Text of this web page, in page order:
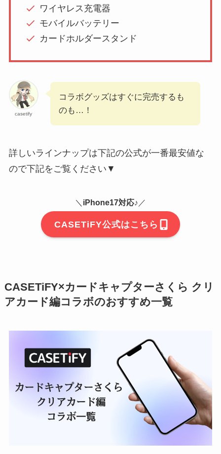
ワイヤレス充電器
モバイルバッテリー
カードホルダースタンド
casetify
コラボグッズはすぐに完売するも
のも…！
詳しいラインナップは下記の公式が一番最安値な
ので下記をご覧ください▼
＼ iPhone17対応♪ ／
CASETiFY公式はこちら
CASETiFY×カードキャプターさくら クリ
アカード編コラボのおすすめ一覧